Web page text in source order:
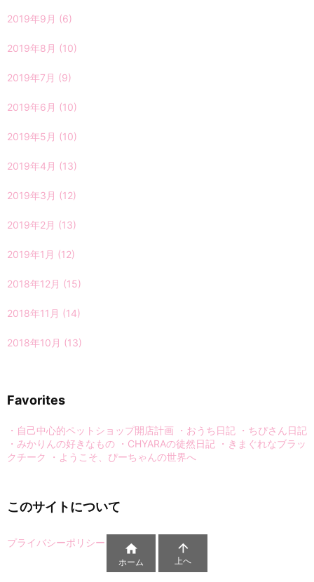
2019年9月 (6)
2019年8月 (10)
2019年7月 (9)
2019年6月 (10)
2019年5月 (10)
2019年4月 (13)
2019年3月 (12)
2019年2月 (13)
2019年1月 (12)
2018年12月 (15)
2018年11月 (14)
2018年10月 (13)
Favorites
・自己中心的ペットショップ開店計画 ・おうち日記 ・ちぴさん日記
・みかりんの好きなもの ・CHYARAの徒然日記 ・きまぐれなブラッ
クチーク
・ようこそ、ぴーちゃんの世界へ
このサイトについて
プライバシーポリシー 
ホーム

上へ